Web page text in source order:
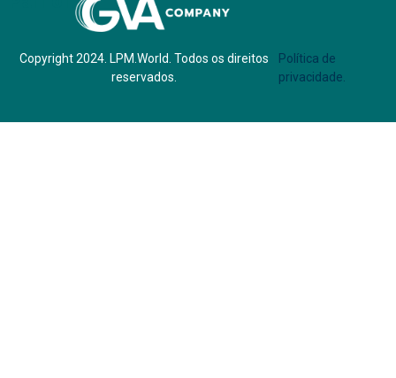
Copyright 2024. LPM.World. Todos os direitos
reservados.
Política de
privacidade.